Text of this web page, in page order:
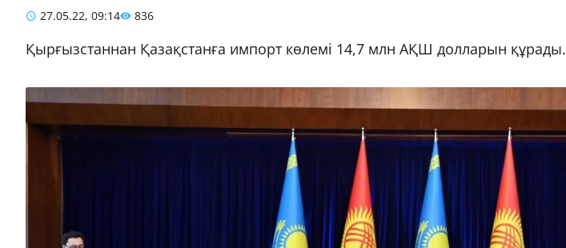
27.05.22, 09:14 836
Қырғызстаннан Қазақстанға импорт көлемі 14,7 млн АҚШ долларын құрады.